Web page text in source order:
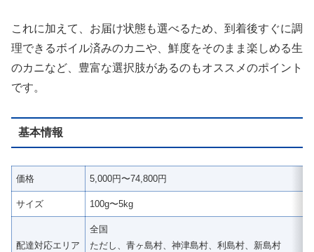
これに加えて、お届け状態も選べるため、到着後すぐに調
理できるボイル済みのカニや、鮮度をそのまま楽しめる生
のカニなど、豊富な選択肢があるのもオススメのポイント
です。
基本情報
価格 5,000円〜74,800円
サイズ 100g〜5kg
配達対応エリア
全国
ただし、青ヶ島村、神津島村、利島村、新島村